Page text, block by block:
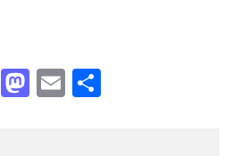
Facebook
Mastodon
Email